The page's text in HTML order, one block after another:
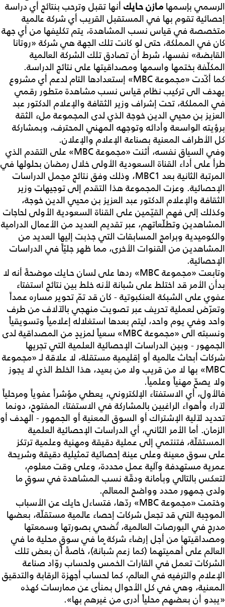
الرسمي بإسمها مـازن حـايك أنها تقبل وترحب بنتائج أي دراسة
إحصائية تقوم بها في المستقبل القريب أي شركة عالمية
متخصصة في قياس نسب المشاهدة، يتم تكليفها من أي جهة
كان في المملكة، حتى لو كانت تلك الجهة هي شركة «روتانا
القابضة» نفسها، شرط أن تصادق تلك الشركة العالمية
المكلّفة بختمها واسمها ومصداقيتها على نتائج الدراسة.
كما أكّدت «مجموعة MBC» إستعدادها التام لدعم أي مشروع
يهدف الى تركيب نظام قياس نسب مشاهدة متطور رقمي
في المملكة، تحت إشراف وزير الثقافة والإعلام الدكتور عبد
العزيز بن محيي الدين خوجة الذي لدى المجموعة ملء الثقة
برؤيته الواسعة وأدائه وتوجهه المهني المحترف، وبمشاركة
كل الأطراف المعنية بصناعة الإعلام والإعلان.
وفي السياق نفسه، أثنت «مجموعة MBC» على التقدم الذي
طرأ على أداء القناة السعودية الأولى خلال رمضان بحلولها في
المرتبة الثانية بعد MBC1، وذلك وفق نتائج مجمل الدراسات
الإحصائية. وعزت المجموعة هذا التقدم إلى توجيهات وزير
الثقافة والإعلام الدكتور عبد العزيز بن محيي الدين خوجة،
وكذلك إلى فهم القيّمين على القناة السعودية الأولى لحاجات
المشاهدين وتطلّعاتهم، عبر تقديم العديد من الأعمال الدرامية
والكوميدية وبرامج المسابقات التي جذبت إليها العديد من
المشاهدين من القنوات الأخرى، مما ظهر جليّاً في الدراسات
الإحصائية.
وتابعت «مجموعة MBC» ردها على لسان حـايك موضحةً أنه لا
بدأن الأمر قد اختلط على شبانة لأنه خلط بين نتائج استفتاء
عفوي على الشبكة العنكبوتية - كان قد تمّ تحوير مساره عمداً
وتعرّض لعملية تحريف عبر تصويت منهجي بالآلاف من طرف
واحد وفي يوم واحد، ليتم بعدها استغلاله إعلامياً وتسويقياً
ونسبته الى «مجموعة MBC» سعياً لمزيدٍ من المصداقية لدى
الجمهور - وبين الدراسات الإحصائية العلمية التي تجريها
شركات أبحاث عالمية أو إقليمية مستقلة، لا علاقة لـ «مجموعة
MBC» بها لا من قريب ولا من بعيد، هذا الخلط الذي لا يجوز
ولا يصحّ مهنياً وعلمياً.
فالأول، أي الاستفتاء الإلكتروني، يعطي مؤشراً عفوياً ومرحلياً
لآراء وأهواء الراغبين بالمشاركة في الاستفتاء المفتوح، دونما
تحديد لآلية الإشتراك أو السوق المعنية أو الجمهور - الهدف أو
الزمان. أما الأمر الثاني، أي الدراسات الإحصائية العلمية
المستقلّة، فتنتمي إلى عملية دقيقة ومهنية وعلمية ترتكز
على سوق معينة وعلى عينة إحصائية تمثيلية دقيقة وشريحة
عمرية مستهدفة وآلية عمل محددة، وعلى وقت معلوم،
لتعكس بالتالي وبأمانة ودقّة نسب المشاهدة في سوقٍ ما
ولدى جمهور محدد وواضح المعالم.
وختمت «مجموعة MBC» ردّها، فتساءل حايك عن الأسباب
الموجِبة التي قد تجعل شركات إحصاء عالمية مستقلّة، بعضها
مدرج في البورصات العالمية، تُضحي بصورتها وسمعتها
ومصداقيتها من أجل إرضاء شركة ٍما في سوقٍ محلية ما في
العالم على أهميتهما (كما زعم شبانة)، خاصةً أن بعض تلك
الشركات تعمل في القارات الخمس ولحساب روّاد صناعة
الإعلام والترفيه في العالم، كما لحساب أجهزة الرقابة والتدقيق
المعنية، وهي في كل الأحوال بمنأى عن ممارسات كهذه
«يبدو أن بعضهم محلياً أدرى من غيرهم بها».